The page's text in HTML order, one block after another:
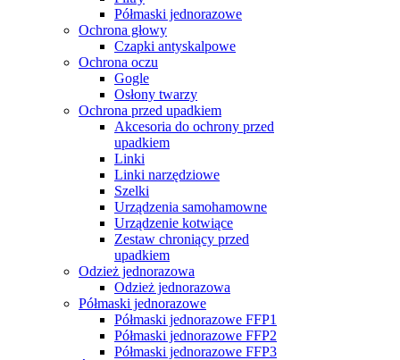
Półmaski jednorazowe
Ochrona głowy
Czapki antyskalpowe
Ochrona oczu
Gogle
Osłony twarzy
Ochrona przed upadkiem
Akcesoria do ochrony przed
upadkiem
Linki
Linki narzędziowe
Szelki
Urządzenia samohamowne
Urządzenie kotwiące
Zestaw chroniący przed
upadkiem
Odzież jednorazowa
Odzież jednorazowa
Półmaski jednorazowe
Półmaski jednorazowe FFP1
Półmaski jednorazowe FFP2
Półmaski jednorazowe FFP3